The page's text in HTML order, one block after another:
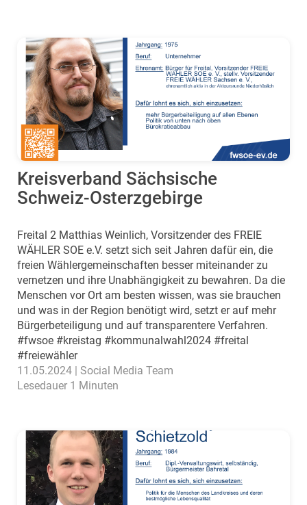
Kreisverband Sächsische
Schweiz-Osterzgebirge
Freital 2 Matthias Weinlich, Vorsitzender des FREIE
WÄHLER SOE e.V. setzt sich seit Jahren dafür ein, die
freien Wählergemeinschaften besser miteinander zu
vernetzen und ihre Unabhängigkeit zu bewahren. Da die
Menschen vor Ort am besten wissen, was sie brauchen
und was in der Region benötigt wird, setzt er auf mehr
Bürgerbeteiligung und auf transparentere Verfahren.
#fwsoe #kreistag #kommunalwahl2024 #freital
#freiewähler
11.05.2024 | Social Media Team
Lesedauer 1 Minuten